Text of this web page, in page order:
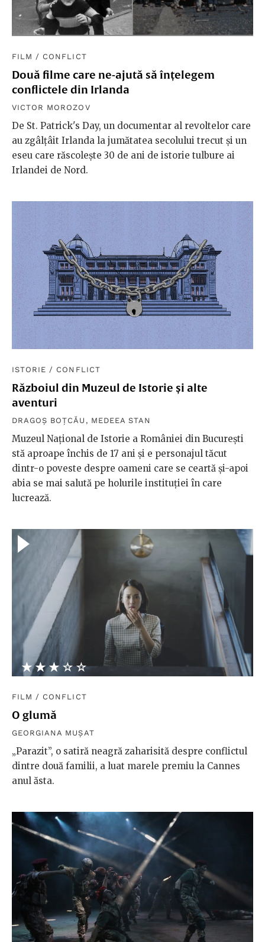
FILM / CONFLICT
Două filme care ne-ajută să înțelegem
conflictele din Irlanda
VICTOR MOROZOV
De St. Patrick's Day, un documentar al revoltelor care
au zgâlțâit Irlanda la jumătatea secolului trecut și un
eseu care răscolește 30 de ani de istorie tulbure ai
Irlandei de Nord.
ISTORIE / CONFLICT
Războiul din Muzeul de Istorie și alte
aventuri
DRAGOȘ BOȚCĂU , MEDEEA STAN
Muzeul Național de Istorie a României din București
stă aproape închis de 17 ani și e personajul tăcut
dintr-o poveste despre oameni care se ceartă și-apoi
abia se mai salută pe holurile instituției în care
lucrează.
★★★★★
☆☆☆☆☆
FILM / CONFLICT
O glumă
GEORGIANA MUȘAT
„Parazit”, o satiră neagră zaharisită despre conflictul
dintre două familii, a luat marele premiu la Cannes
anul ăsta.